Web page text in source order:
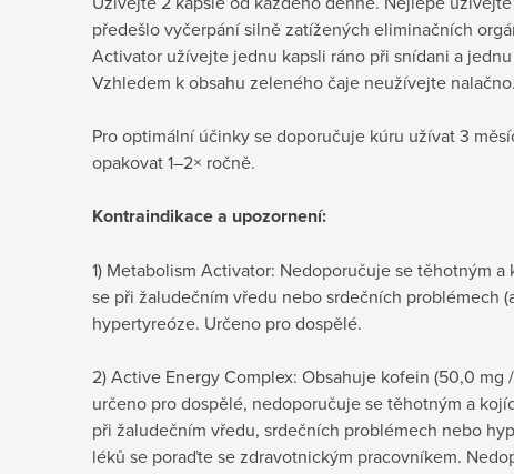
předešlo vyčerpání silně zatížených eliminačních
Activator užívejte jednu kapsli ráno při snídani a
Vzhledem k obsahu zeleného čaje neužívejte nalačno.
Pro optimální účinky se doporučuje kúru užívat 3
opakovat 1–2× ročně.
Kontraindikace a upozornení:
1) Metabolism Activator: Nedoporučuje se těhotným
se při žaludečním vředu nebo srdečních problémech
hypertyreóze. Určeno pro dospělé.
2) Active Energy Complex: Obsahuje kofein (50,0 mg
určeno pro dospělé, nedoporučuje se těhotným a
při žaludečním vředu, srdečních problémech nebo
léků se poraďte se zdravotnickým pracovníkem.